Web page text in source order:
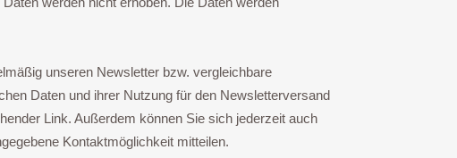
unseren Newsletter bzw. vergleichbare
Daten und ihrer Nutzung für den Newsletterversand
Link. Außerdem können Sie sich jederzeit auch
Kontaktmöglichkeit mitteilen.